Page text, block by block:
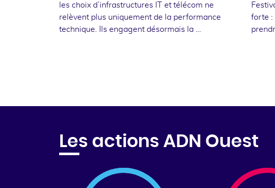
les choix d’infrastructures IT et télécom ne
relèvent plus uniquement de la performance
technique. Ils engagent désormais la …
forte :
Les actions ADN Ouest